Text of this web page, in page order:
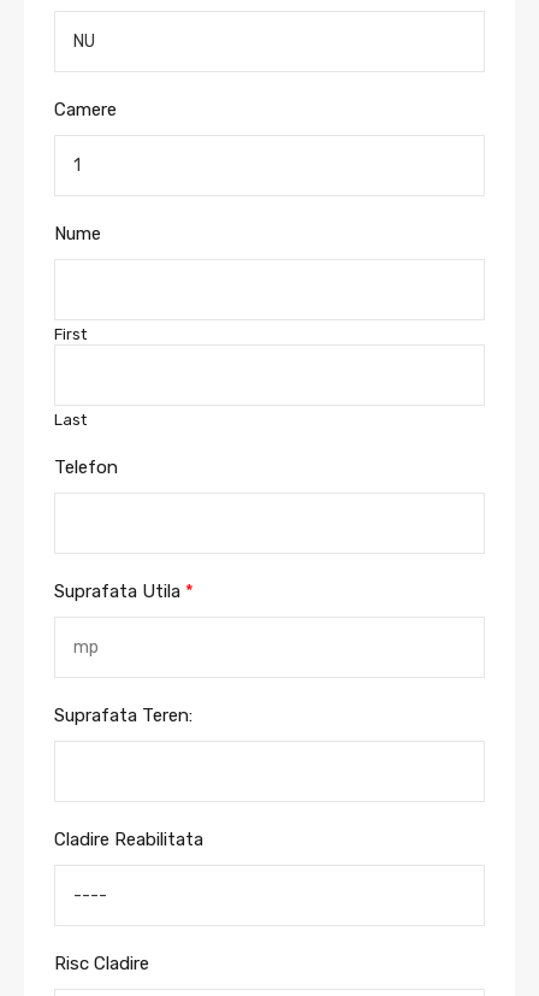
Camere
Nume
First
Last
Telefon
Suprafata Utila *
Suprafata Teren:
Cladire Reabilitata
Risc Cladire